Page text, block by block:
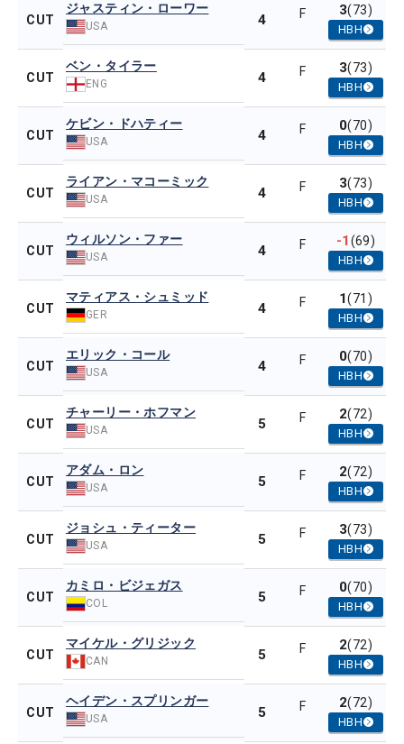
CUT
ジャスティン・ローワー
USA 4 F 3(73)
HBH
CUT
ベン・タイラー
ENG 4 F 3(73)
HBH
CUT
ケビン・ドハティー
USA 4 F 0(70)
HBH
CUT
ライアン・マコーミック
USA 4 F 3(73)
HBH
CUT
ウィルソン・ファー
USA 4 F -1(69)
HBH
CUT
マティアス・シュミッド
GER 4 F 1(71)
HBH
CUT
エリック・コール
USA 4 F 0(70)
HBH
CUT
チャーリー・ホフマン
USA 5 F 2(72)
HBH
CUT
アダム・ロン
USA 5 F 2(72)
HBH
CUT
ジョシュ・ティーター
USA 5 F 3(73)
HBH
CUT
カミロ・ビジェガス
COL 5 F 0(70)
HBH
CUT
マイケル・グリジック
CAN 5 F 2(72)
HBH
CUT
ヘイデン・スプリンガー
USA 5 F 2(72)
HBH